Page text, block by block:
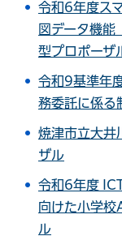
令和6年度ス
図データ機能
型プロポーザ
令和9基準年
務委託に係る
焼津市立大井
ザル
令和6年度
向けた小学校
ル